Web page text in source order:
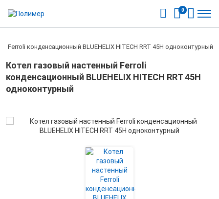
0
Ferroli конденсационный BLUEHELIX HITECH RRT 45H одноконтурный
Котел газовый настенный Ferroli
конденсационный BLUEHELIX HITECH RRT 45H
одноконтурный